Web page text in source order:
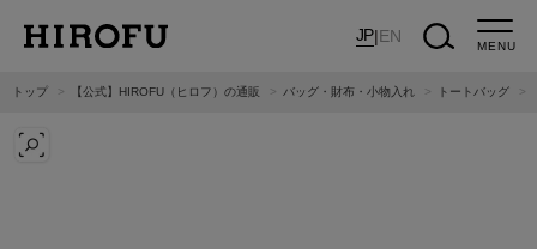
JP|EN
MENU
トップ 【公式】HIROFU（ヒロフ）の通販 バッグ・財布・小物入れ トートバッグ